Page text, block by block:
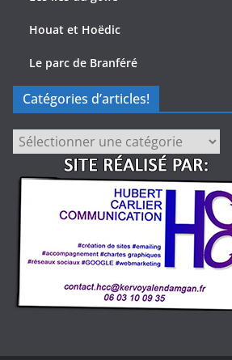
Houat et Hoëdic
Le parc de Branféré
Catégories d’articles!
Catégories